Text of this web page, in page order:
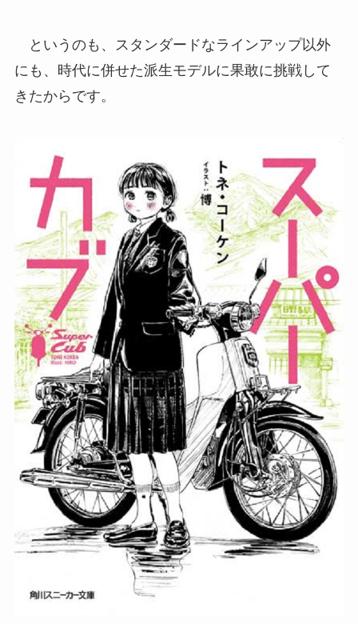
というのも、スタンダードなラインアップ以外
にも、時代に併せた派生モデルに果敢に挑戦して
きたからです。